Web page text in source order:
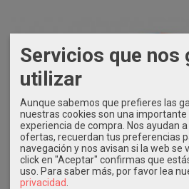
Servicios que nos
utilizar
Aunque sabemos que prefieres las
nuestras cookies son una
experiencia de compra. Nos ayudan
ofertas, recuerdan tus preferencias
navegación y nos avisan si la web se
click en "Aceptar" confirmas que
uso. Para saber más, por favor lea
privacidad